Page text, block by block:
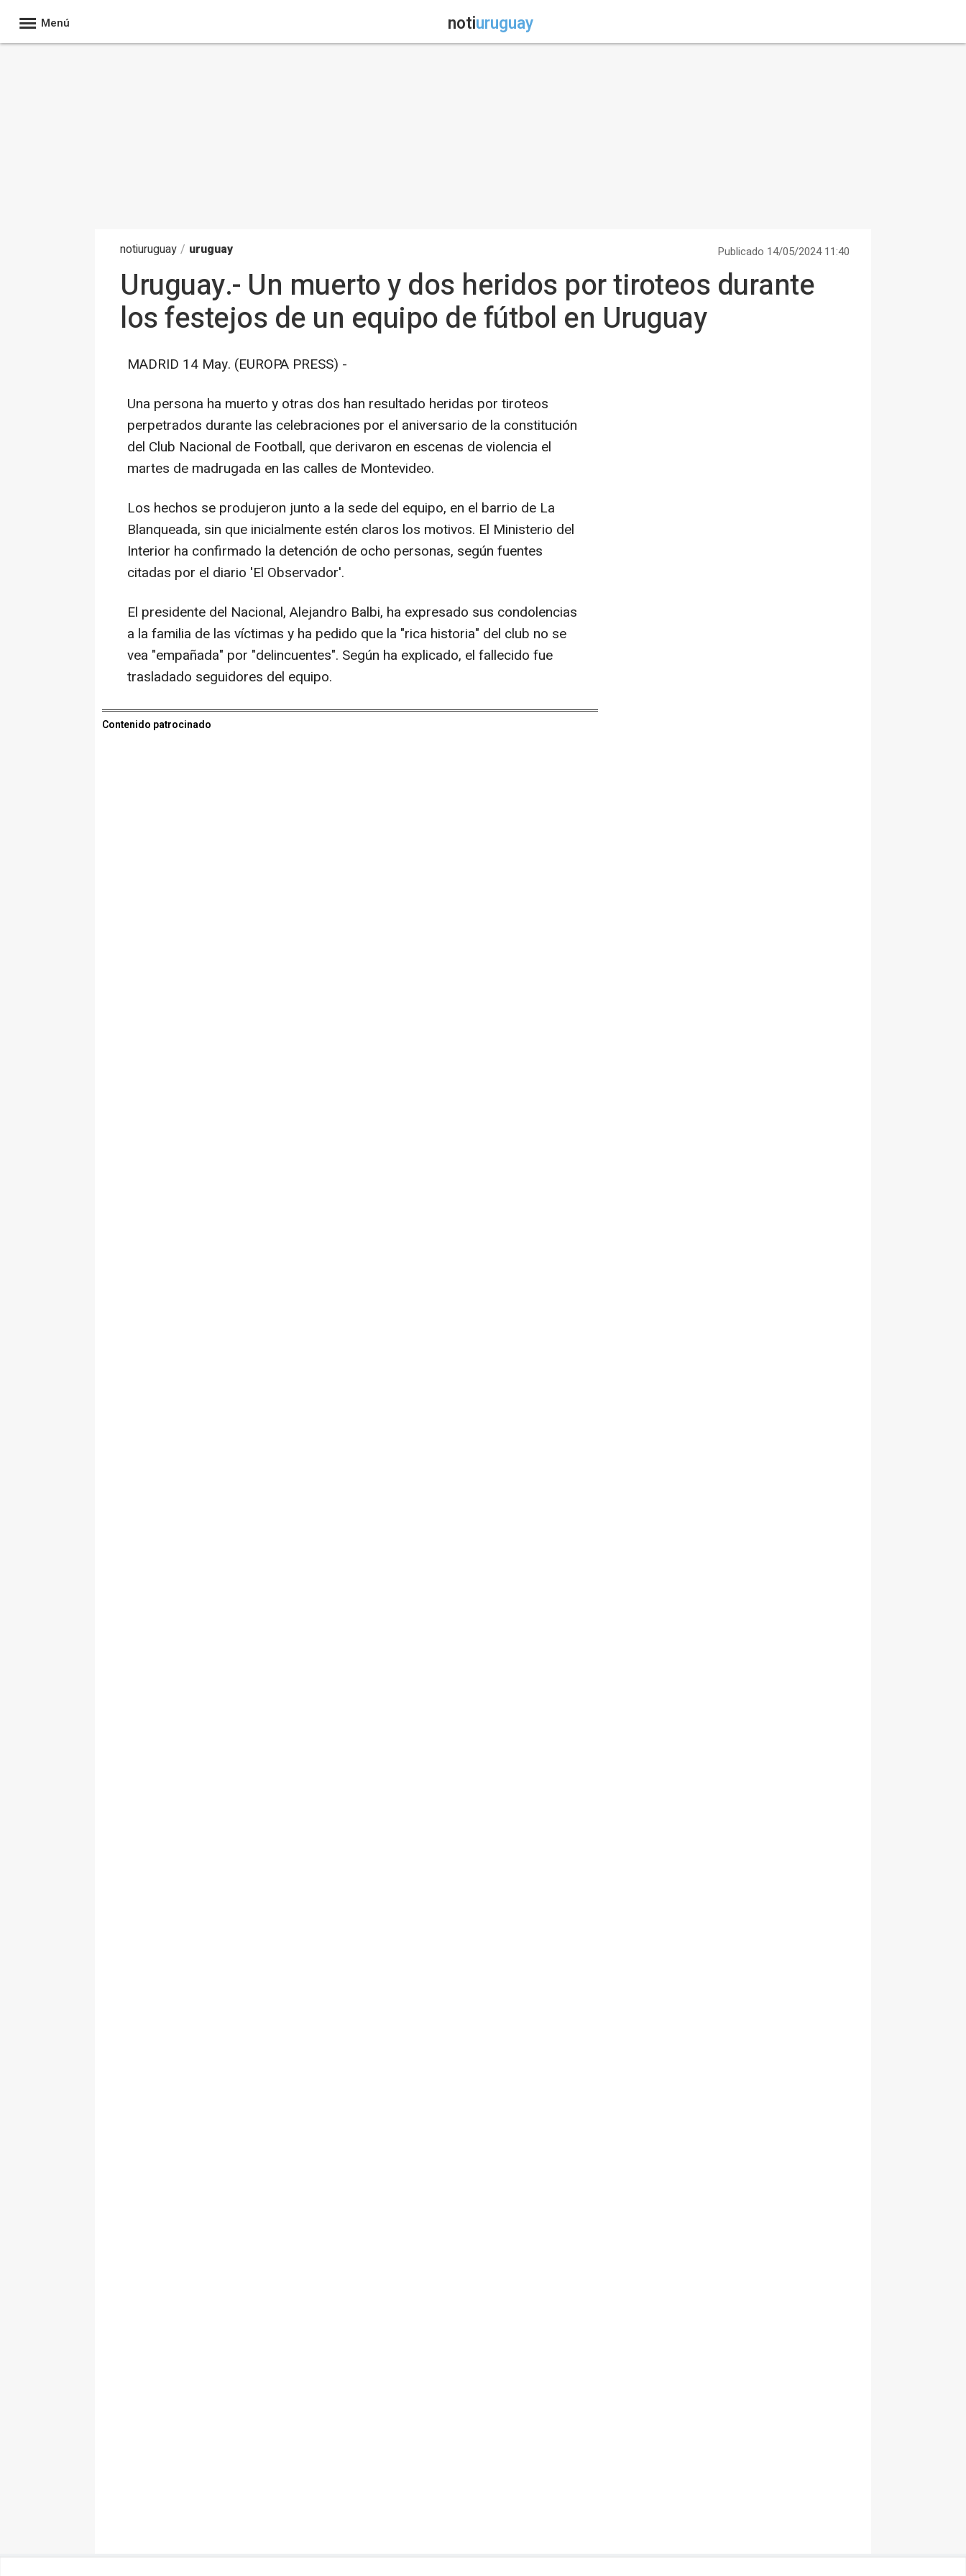
Menú notiuruguay
notiuruguay / uruguay Publicado 14/05/2024 11:40
Uruguay.- Un muerto y dos heridos por tiroteos durante
los festejos de un equipo de fútbol en Uruguay
MADRID 14 May. (EUROPA PRESS) -
Una persona ha muerto y otras dos han resultado heridas por tiroteos
perpetrados durante las celebraciones por el aniversario de la constitución
del Club Nacional de Football, que derivaron en escenas de violencia el
martes de madrugada en las calles de Montevideo.
Los hechos se produjeron junto a la sede del equipo, en el barrio de La
Blanqueada, sin que inicialmente estén claros los motivos. El Ministerio del
Interior ha confirmado la detención de ocho personas, según fuentes
citadas por el diario 'El Observador'.
El presidente del Nacional, Alejandro Balbi, ha expresado sus condolencias
a la familia de las víctimas y ha pedido que la "rica historia" del club no se
vea "empañada" por "delincuentes". Según ha explicado, el fallecido fue
trasladado seguidores del equipo.
Contenido patrocinado